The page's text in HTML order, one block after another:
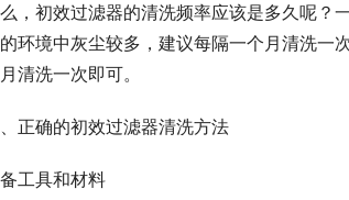
，初效过滤器的清洗频率应该是多久呢？
环境中灰尘较多，建议每隔一个月清洗一
清洗一次即可。
正确的初效过滤器清洗方法
工具和材料